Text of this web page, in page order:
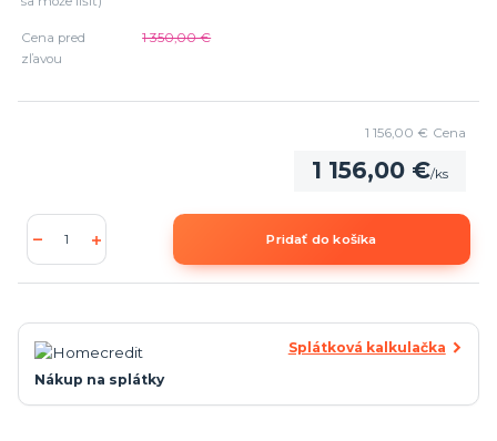
Cena pred
zľavou
1 350,00 €
1 156,00 €/ks
1 156,00 € Cena
Pridať do košíka
Splátková kalkulačka
Nákup na splátky